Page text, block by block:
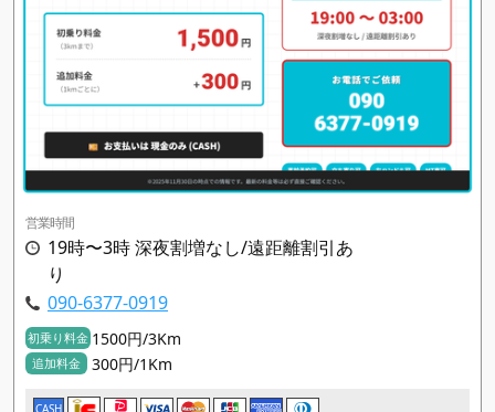
営業時間
19時〜3時 深夜割増なし/遠距離割引あ
り
090-6377-0919
初乗り料金 1500円/3Km
追加料金 300円/1Km
CASH